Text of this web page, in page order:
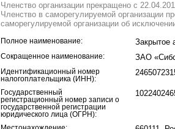
Членство организации прекращено с
Членство в саморегулируемой организации
саморегулируемой организации об
Полное наименование: Закрытое
Сокращенное наименование: ЗАО
Идентификационный номер
налогоплательщика (ИНН):
Государственный
регистрационный номер записи о
государственной регистрации
юридического лица (ОГРН):